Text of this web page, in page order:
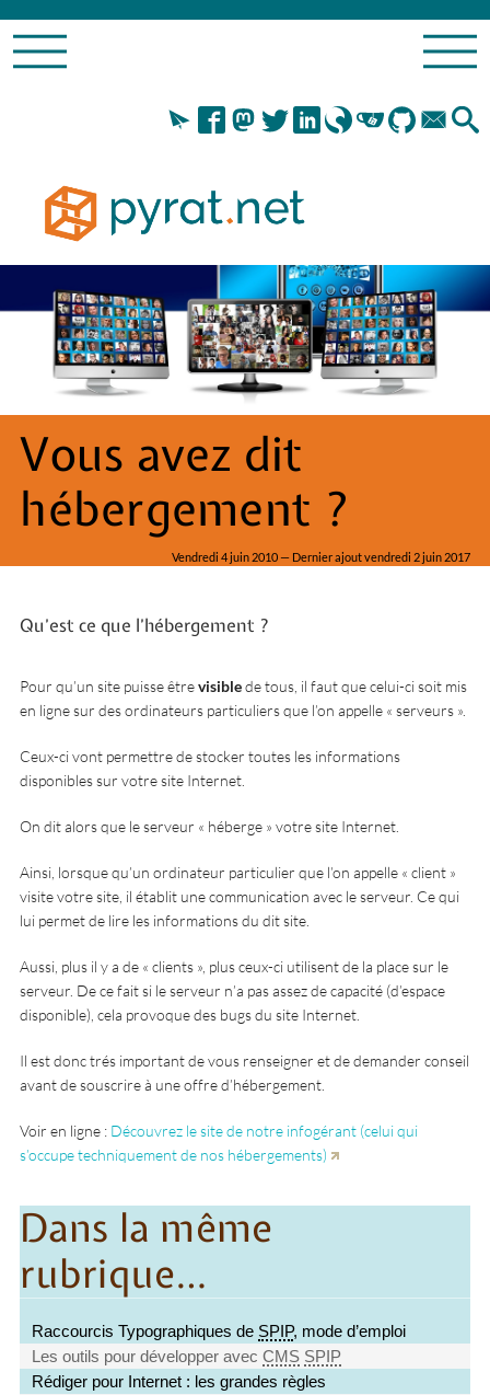
Vous avez dit
hébergement ?
Vendredi 4 juin 2010 — Dernier ajout vendredi 2 juin 2017
Qu’est ce que l’hébergement ?
Pour qu’un site puisse êtrevisiblede tous, il faut que celui-ci soit mis
en ligne sur des ordinateurs particuliers que l’on appelle « serveurs ».
Ceux-ci vont permettre de stocker toutes les informations
disponibles sur votre site Internet.
On dit alors que le serveur « héberge » votre site Internet.
Ainsi, lorsque qu’un ordinateur particulier que l’on appelle « client »
visite votre site, il établit une communication avec le serveur. Ce qui
lui permet de lire les informations du dit site.
Aussi, plus il y a de « clients », plus ceux-ci utilisent de la place sur le
serveur. De ce fait si le serveur n’a pas assez de capacité (d’espace
disponible), cela provoque des bugs du site Internet.
Il est donc trés important de vous renseigner et de demander conseil
avant de souscrire à une offre d’hébergement.
Voir en ligne : Découvrez le site de notre infogérant (celui qui
s’occupe techniquement de nos hébergements)
Dans la même
rubrique…
Raccourcis Typographiques de SPIP, mode d’emploi
Les outils pour développer avecCMS SPIP
Rédiger pour Internet : les grandes règles